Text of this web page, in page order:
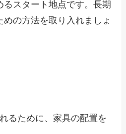
るスタート地点です。長期
の方法を取り入れましょ
るために、家具の配置を